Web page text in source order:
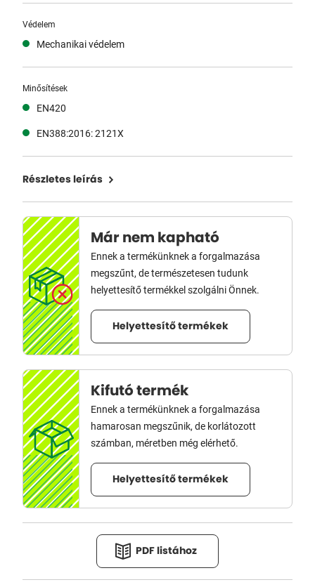
Védelem
Mechanikai védelem
Minősítések
EN420
EN388:2016: 2121X
Részletes leírás
Már nem kapható
Ennek a termékünknek a forgalmazása
megszűnt, de természetesen tudunk
helyettesítő termékkel szolgálni Önnek.
Helyettesítő termékek
Kifutó termék
Ennek a termékünknek a forgalmazása
hamarosan megszűnik, de korlátozott
számban, méretben még elérhető.
Helyettesítő termékek
PDF listához